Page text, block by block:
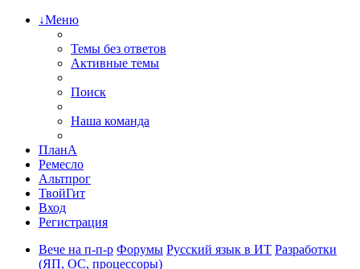
↓Меню
Темы без ответов
Активные темы
Поиск
Наша команда
ПланА
Ремесло
Альтпрог
ТвойГит
Вход
Регистрация
Вече на п-п-р Форумы Русский язык в ИТ Разработки
(ЯП, ОС, процессоры)